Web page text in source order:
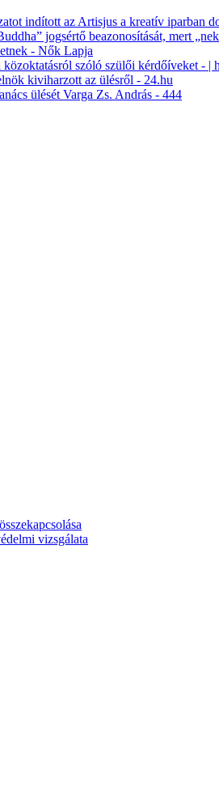
indított az Artisjus a kreatív iparban
jogsértő beazonosítását, mert
- Nők Lapja
szóló szülői kérdőíveket - |
kiviharzott az ülésről - 24.hu
ülését Varga Zs. András - 444
vizsgálata